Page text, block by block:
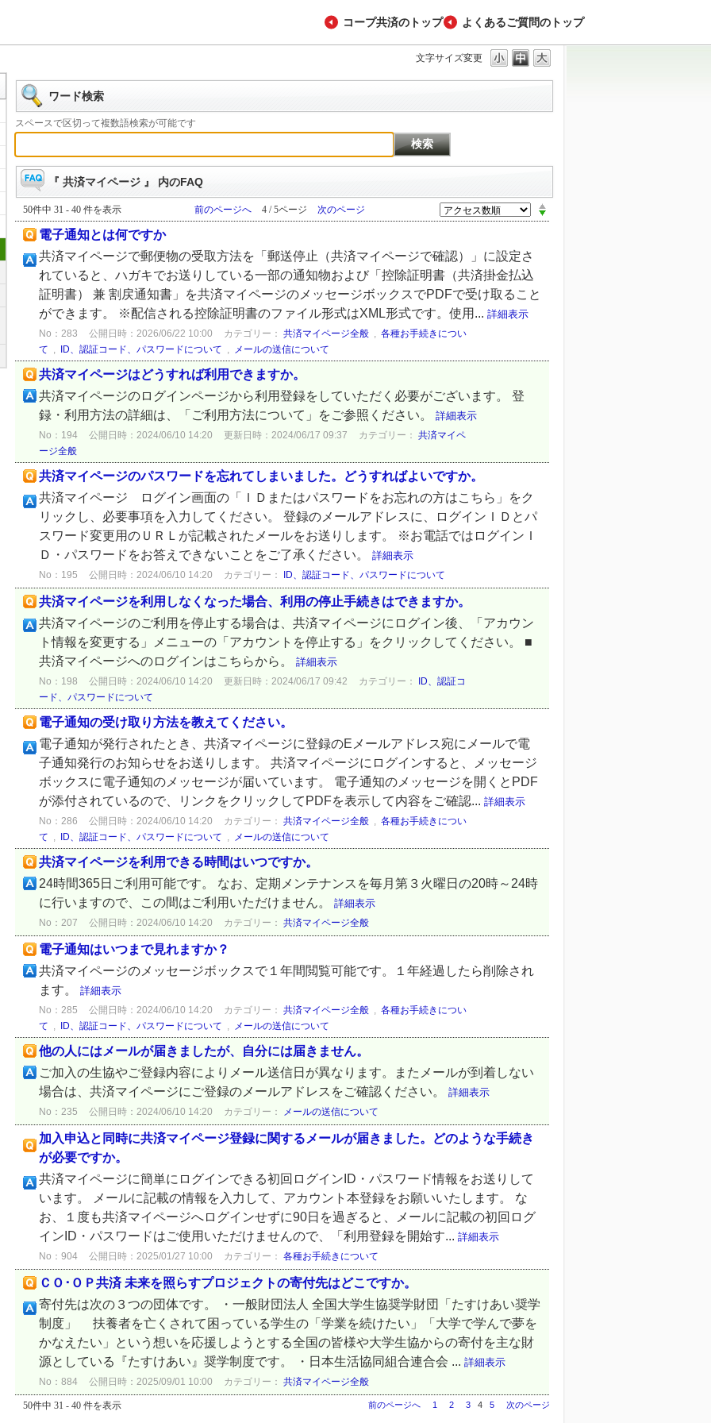
コープ共済のトップ よくあるご質問のトップ
文字サイズ変更
ワード検索
スペースで区切って複数語検索が可能です
『 共済マイページ 』 内のFAQ
50件中 31 - 40 件を表示 前のページへ 4 / 5ページ 次のページ
電子通知とは何ですか
共済マイページで郵便物の受取方法を「郵送停止（共済マイページで確認）」に設定さ
れていると、ハガキでお送りしている一部の通知物および「控除証明書（共済掛金払込
証明書） 兼 割戻通知書」を共済マイページのメッセージボックスでPDFで受け取ること
ができます。 ※配信される控除証明書のファイル形式はXML形式です。使用... 詳細表示
No：283 公開日時：2026/06/22 10:00 カテゴリー： 共済マイページ全般 , 各種お手続きについ
て , ID、認証コード、パスワードについて , メールの送信について
共済マイページはどうすれば利用できますか。
共済マイページのログインページから利用登録をしていただく必要がございます。 登
録・利用方法の詳細は、「ご利用方法について」をご参照ください。 詳細表示
No：194 公開日時：2024/06/10 14:20 更新日時：2024/06/17 09:37 カテゴリー： 共済マイペ
ージ全般
共済マイページのパスワードを忘れてしまいました。どうすればよいですか。
共済マイページ ログイン画面の「ＩＤまたはパスワードをお忘れの方はこちら」をク
リックし、必要事項を入力してください。 登録のメールアドレスに、ログインＩＤとパ
スワード変更用のＵＲＬが記載されたメールをお送りします。 ※お電話ではログインＩ
Ｄ・パスワードをお答えできないことをご了承ください。 詳細表示
No：195 公開日時：2024/06/10 14:20 カテゴリー： ID、認証コード、パスワードについて
共済マイページを利用しなくなった場合、利用の停止手続きはできますか。
共済マイページのご利用を停止する場合は、共済マイページにログイン後、「アカウン
ト情報を変更する」メニューの「アカウントを停止する」をクリックしてください。 ■
共済マイページへのログインはこちらから。 詳細表示
No：198 公開日時：2024/06/10 14:20 更新日時：2024/06/17 09:42 カテゴリー：
ID、認証コ
ード、パスワードについて
電子通知の受け取り方法を教えてください。
電子通知が発行されたとき、共済マイページに登録のEメールアドレス宛にメールで電
子通知発行のお知らせをお送りします。 共済マイページにログインすると、メッセージ
ボックスに電子通知のメッセージが届いています。 電子通知のメッセージを開くとPDF
が添付されているので、リンクをクリックしてPDFを表示して内容をご確認... 詳細表示
No：286 公開日時：2024/06/10 14:20 カテゴリー： 共済マイページ全般 , 各種お手続きについ
て , ID、認証コード、パスワードについて , メールの送信について
共済マイページを利用できる時間はいつですか。
24時間365日ご利用可能です。 なお、定期メンテナンスを毎月第３火曜日の20時～24時
に行いますので、この間はご利用いただけません。 詳細表示
No：207 公開日時：2024/06/10 14:20 カテゴリー： 共済マイページ全般
電子通知はいつまで見れますか？
共済マイページのメッセージボックスで１年間閲覧可能です。１年経過したら削除され
ます。 詳細表示
No：285 公開日時：2024/06/10 14:20 カテゴリー： 共済マイページ全般 , 各種お手続きについ
て , ID、認証コード、パスワードについて , メールの送信について
他の人にはメールが届きましたが、自分には届きません。
ご加入の生協やご登録内容によりメール送信日が異なります。またメールが到着しない
場合は、共済マイページにご登録のメールアドレスをご確認ください。 詳細表示
No：235 公開日時：2024/06/10 14:20 カテゴリー： メールの送信について
加入申込と同時に共済マイページ登録に関するメールが届きました。どのような手続き
が必要ですか。
共済マイページに簡単にログインできる初回ログインID・パスワード情報をお送りして
います。 メールに記載の情報を入力して、アカウント本登録をお願いいたします。 な
お、１度も共済マイページへログインせずに90日を過ぎると、メールに記載の初回ログ
インID・パスワードはご使用いただけませんので、「利用登録を開始す... 詳細表示
No：904 公開日時：2025/01/27 10:00 カテゴリー： 各種お手続きについて
ＣＯ･ＯＰ共済 未来を照らすプロジェクトの寄付先はどこですか。
寄付先は次の３つの団体です。 ・一般財団法人 全国大学生協奨学財団「たすけあい奨学
制度」 扶養者を亡くされて困っている学生の「学業を続けたい」「大学で学んで夢を
かなえたい」という想いを応援しようとする全国の皆様や大学生協からの寄付を主な財
源としている『たすけあい』奨学制度です。 ・日本生活協同組合連合会 ... 詳細表示
No：884 公開日時：2025/09/01 10:00 カテゴリー： 共済マイページ全般
50件中 31 - 40 件を表示 前のページへ 1 2 3 4 5 次のページ